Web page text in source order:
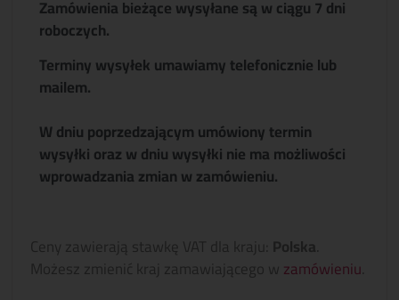
Zamówienia bieżące wysyłane są w ciągu 7 dni
roboczych.
Terminy wysyłek umawiamy telefonicznie lub
mailem.
W dniu poprzedzającym umówiony termin
wysyłki oraz w dniu wysyłki nie ma możliwości
wprowadzania zmian w zamówieniu.
Ceny zawierają stawkę VAT dla kraju: Polska
Możesz zmienić kraj zamawiającego wzamówieniu